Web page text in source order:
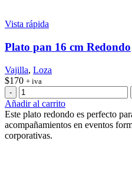
Vista rápida
Plato pan 16 cm Redondo
Vajilla, Loza
$170 + iva
Plato
pan
16
cm
Redondo
cantidad
Añadir al carrito
Este plato redondo es perfecto
acompañamientos en eventos
corporativas.